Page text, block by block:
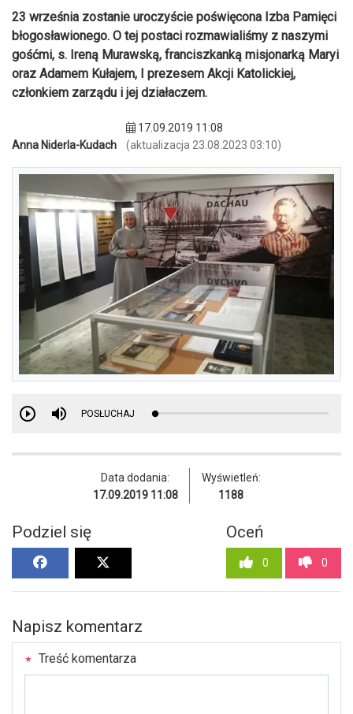
23 września zostanie uroczyście poświęcona Izba Pamięci
błogosławionego. O tej postaci rozmawialiśmy z naszymi
gośćmi, s. Ireną Murawską, franciszkanką misjonarką Maryi
oraz Adamem Kułajem, I prezesem Akcji Katolickiej,
członkiem zarządu i jej działaczem.
Anna Niderla-Kudach
17.09.2019 11:08
(aktualizacja 23.08.2023 03:10)
POSŁUCHAJ
Data dodania:
17.09.2019 11:08
Wyświetleń:
1188
Podziel się Oceń
0 0
Napisz komentarz
Treść komentarza